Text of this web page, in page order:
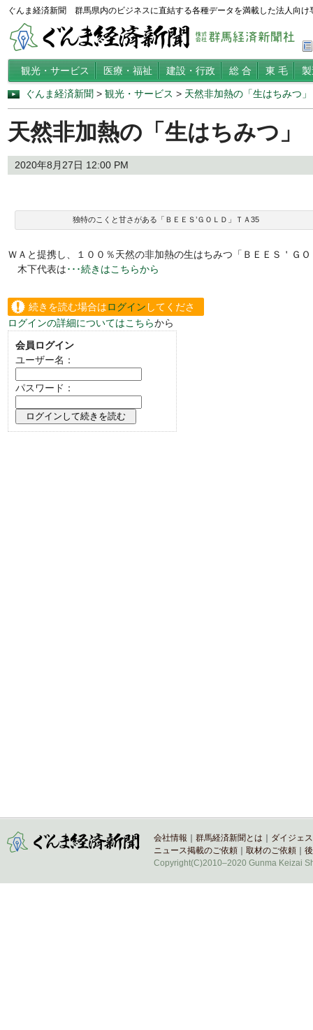
ぐんま経済新聞 群馬県内のビジネスに直結する各種データを満載した法人向け
観光・サービス 医療・福祉 建設・行政 総 合 東 毛
ぐんま経済新聞 > 観光・サービス > 天然非加熱の「生はちみつ
天然非加熱の「生はちみつ」
2020年8月27日 12:00 PM
独特のこくと甘さがある「ＢＥＥＳ’ＧＯＬＤ」ＴＡ35
ＷＡと提携し、１００％天然の非加熱の生はちみつ「ＢＥＥＳ＇Ｇ
木下代表は･･･続きはこちらから
続きを読む場合はログイン してくださ
い。
ログインの詳細についてはこちらから
会員ログイン
ユーザー名：
パスワード：
会社情報 群馬経済新聞とは
ダイジェ
ニュース掲載のご依頼
取材のご依頼
Copyright(C)2010–2020 Gunma Keizai